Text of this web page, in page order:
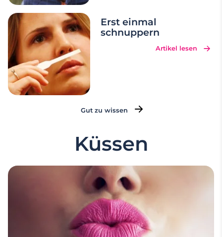
Erst einmal
schnuppern
Artikel lesen
Gut zu wissen
Küssen